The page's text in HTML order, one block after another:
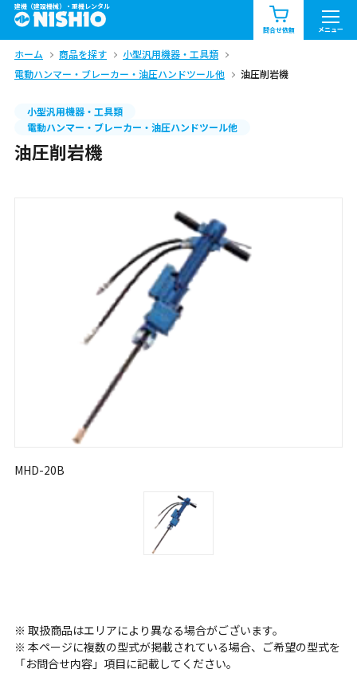
建機（建設機械）・重機レンタル
問合せ依頼 メニュー
商品一覧 お知らせ一覧
問合せ依頼リスト
北海道 東北
ホーム 商品を探す
小型汎用機器・工具類
電動ハンマー・ブレーカー・油圧ハンドツール他
油圧削岩機
小型汎用機器・工具類
電動ハンマー・ブレーカー・油圧ハンドツール他
油圧削岩機
MHD-20B
※ 取扱商品はエリアにより異なる場合がございます。
※ 本ページに複数の型式が掲載されている場合、ご希望の型式を
「お問合せ内容」項目に記載してください。